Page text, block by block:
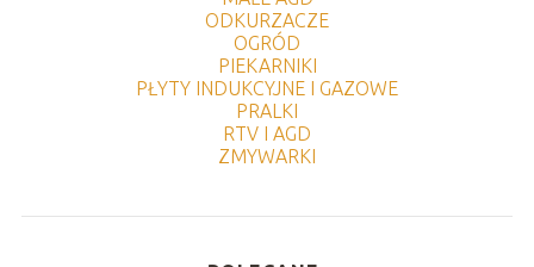
ODKURZACZE
OGRÓD
PIEKARNIKI
PŁYTY INDUKCYJNE I GAZOWE
PRALKI
RTV I AGD
ZMYWARKI